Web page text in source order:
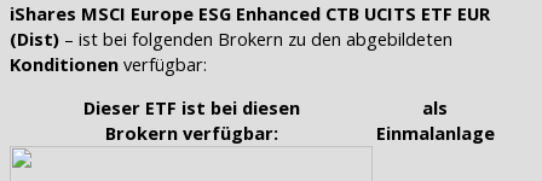
iShares MSCI Europe ESG Enhanced CTB UCITS ETF EUR
(Dist) – ist bei folgenden Brokern zu den abgebildeten
Konditionen verfügbar:
Dieser ETF ist bei diesen
Brokern verfügbar:
als
Einmalanlage